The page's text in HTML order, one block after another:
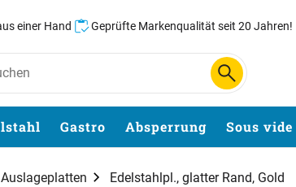
einer Hand Geprüfte Markenqualität seit 20 Jahren!
Gastro Absperrung Sous vide
Edelstahlpl., glatter Rand, Gold